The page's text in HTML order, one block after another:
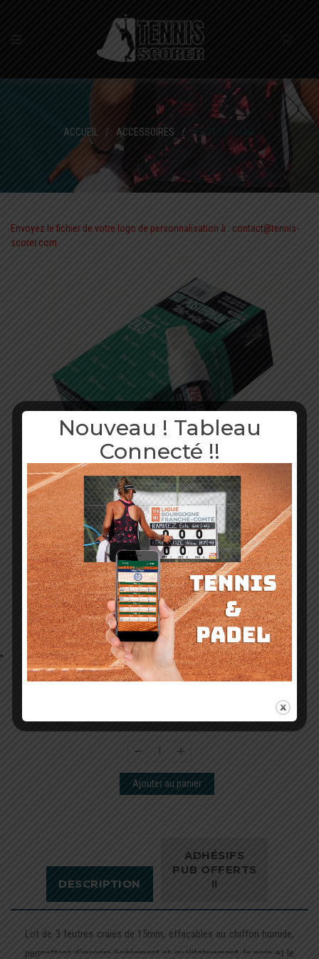
ACCUEIL / ACCESSOIRES / FEUTRES CRAIE
Envoyez le fichier de votre logo de personnalisation à : contact@tennis-
scorer.com
FEUTRES CRAIE
En stock
Lot de 3 feutres craies de 15mm, effaçables au chiffon humide,
permettant d'inscrire lisiblement et qualitativement, le nom et le
classement des joueurs ...
Ajouter au panier
DESCRIPTION
ADHÉSIFS
PUB OFFERTS
!!
Lot de 3 feutres craies de 15mm, effaçables au chiffon humide,
permettant d'inscrire lisiblement et qualitativement, le nom et le
Nouveau ! Tableau
Connecté !!